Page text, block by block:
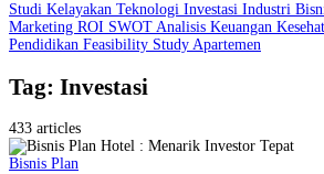
Studi Kelayakan Teknologi Investasi Industri
Marketing ROI SWOT Analisis Keuangan
Pendidikan Feasibility Study Apartemen
Tag: Investasi
433 articles
Bisnis Plan